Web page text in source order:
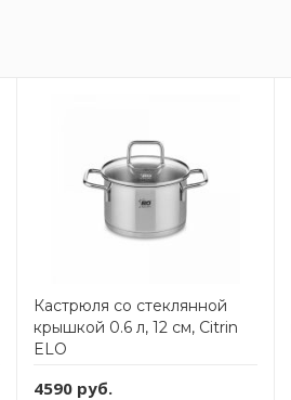
Кастрюля со стеклянной
крышкой 0.6 л, 12 см, Citrin
ELO
4590 руб.